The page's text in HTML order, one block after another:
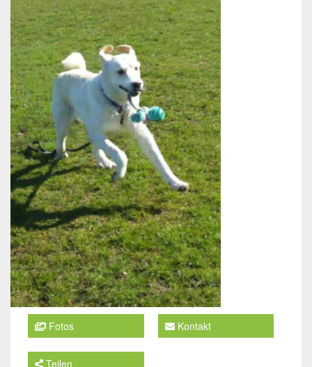
Fotos Kontakt
Teilen